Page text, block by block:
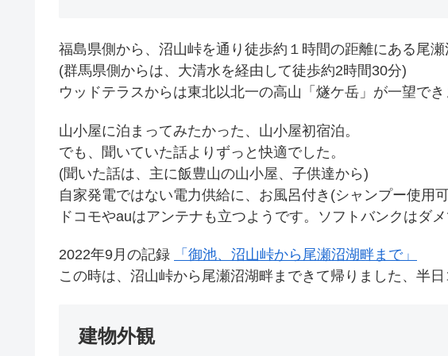
福島県側から、沼山峠を通り徒歩約１時間の距離にある尾瀬
(群馬県側からは、大清水を経由して徒歩約2時間30分)
ウッドテラスからは東北以北一の高山「燧ケ岳」が一望で
山小屋に泊まってみたかった、山小屋初宿泊。
でも、聞いていた話よりずっと快適でした。
(聞いた話は、主に飯豊山の山小屋、子供達から)
自家発電ではない電力供給に、お風呂付き(シャンプー使用可
ドコモやauはアンテナも立つようです。ソフトバンクはダメ
2022年9月の記録
「御池、沼山峠から尾瀬沼湖畔まで」
この時は、沼山峠から尾瀬沼湖畔まできて帰りました、半日
建物外観